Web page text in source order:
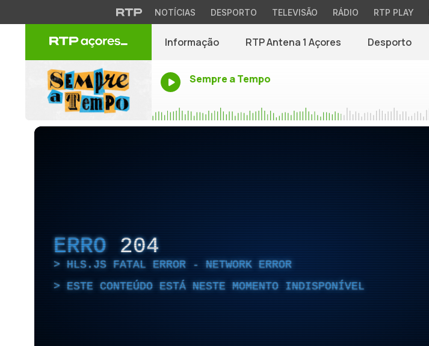
NOTÍCIAS DESPORTO TELEVISÃO RÁDIO RTP PLAY
Informação RTP Antena 1 Açores Desporto
Sempre a Tempo
ERRO 204
HLS.JS FATAL ERROR - NETWORK ERROR
ESTE CONTEÚDO ESTÁ NESTE MOMENTO INDISPONÍVEL